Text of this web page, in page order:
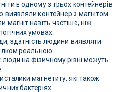
в одному з трьох контейнерів.
виявляли контейнер з магнітом.
магніт навіть частіше, ніж
умовах.
здатність людини виявляти
реальною.
на фізичному рівні можуть
магнетиту, які також
бактеріях.